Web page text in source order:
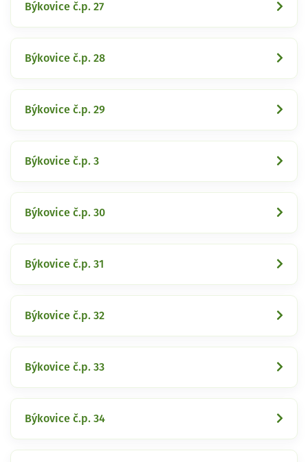
Býkovice č.p. 27
Býkovice č.p. 28
Býkovice č.p. 29
Býkovice č.p. 3
Býkovice č.p. 30
Býkovice č.p. 31
Býkovice č.p. 32
Býkovice č.p. 33
Býkovice č.p. 34